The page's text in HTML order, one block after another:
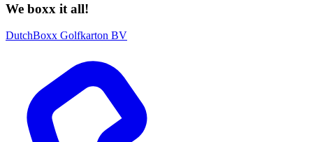
We boxx it all!
DutchBoxx Golfkarton BV